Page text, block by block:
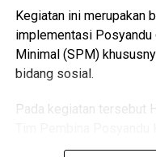
(BPIP) Nomor 50 Tahun
Pengangkatan Pertama
Paskibraka Indonesia
Kabupaten/Kota.
“Kegiatan ini juga
Kegiatan ini merupakan
implementasi Posyandu
Minimal (SPM)
bidang sosial.
Pada kegiatan tersebut
perangkat daerah